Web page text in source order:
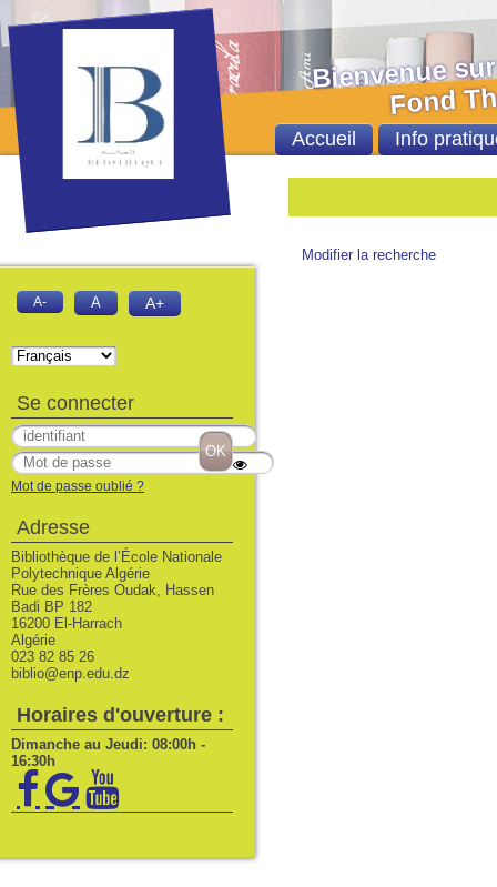
Modifier la recherche
Bienvenue sur
Fond Thèses
Accueil Info
A- A A+
Se connecter
Mot de passe oublié ?
Adresse
Bibliothèque de l’École Nationale
Polytechnique Algérie
Rue des Frères Oudak, Hassen
Badi BP 182
16200 El-Harrach
Algérie
023 82 85 26
biblio@enp.edu.dz
Horaires d'ouverture :
Dimanche au Jeudi: 08:00h -
16:30h